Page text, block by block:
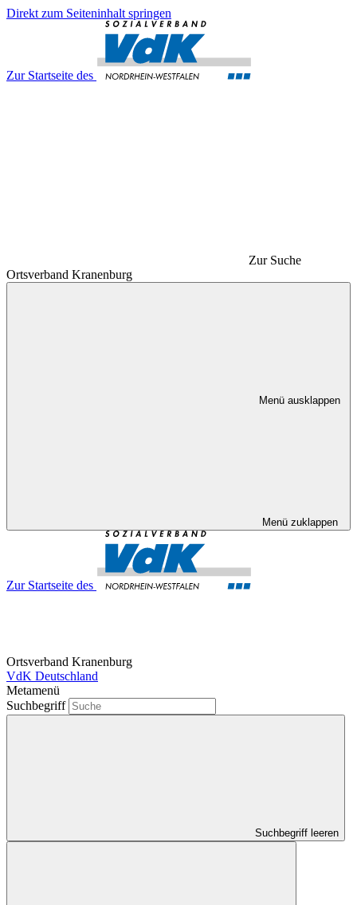
Direkt zum Seiteninhalt springen
Zur Startseite des
Zur Suche
Ortsverband Kranenburg
Menü ausklappen
Menü zuklappen
Zur Startseite des
Ortsverband Kranenburg
VdK Deutschland
Metamenü
Suchbegriff
Suchbegriff leeren